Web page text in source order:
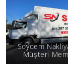
Soydem
Müşteri